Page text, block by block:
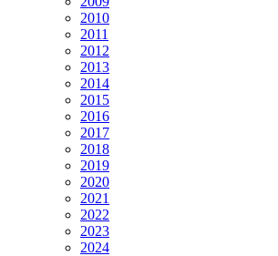
2010
2011
2012
2013
2014
2015
2016
2017
2018
2019
2020
2021
2022
2023
2024